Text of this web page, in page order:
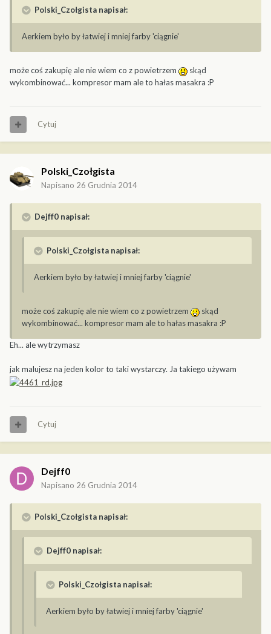
Polski_Czołgista napisał:
Aerkiem było by łatwiej i mniej farby 'ciągnie'
może coś zakupię ale nie wiem co z powietrzem
skąd
wykombinować... kompresor mam ale to hałas masakra :P
Cytuj
Polski_Czołgista
Napisano 26 Grudnia 2014
Dejff0 napisał:
Polski_Czołgista napisał:
Aerkiem było by łatwiej i mniej farby 'ciągnie'
może coś zakupię ale nie wiem co z powietrzem
skąd
wykombinować... kompresor mam ale to hałas masakra :P
Eh... ale wytrzymasz
jak malujesz na jeden kolor to taki wystarczy. Ja takiego używam
Cytuj
Dejff0
Napisano 26 Grudnia 2014
Polski_Czołgista napisał:
Dejff0 napisał:
Polski_Czołgista napisał:
Aerkiem było by łatwiej i mniej farby 'ciągnie'